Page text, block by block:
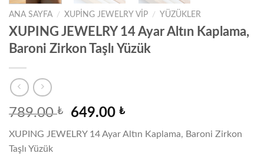
ANA SAYFA / XUPING JEWELRY VIP / YÜZÜKLER
XUPING JEWELRY 14 Ayar Altın Kaplama,
Baroni Zirkon Taşlı Yüzük
789.00₺
Orijinal
789.00 ₺.
649.00₺Şu
fiyat:
XUPING JEWELRY 14 Ayar Altın Kaplama, Baroni Zirkon
Taşlı Yüzük